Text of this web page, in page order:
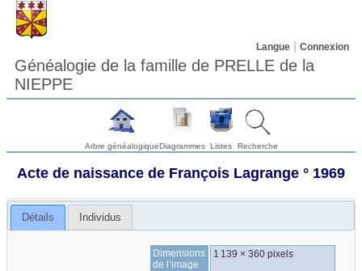
Langue Connexion
Généalogie de la famille de PRELLE de la
NIEPPE
Arbre généalogiqueDiagrammes Listes Recherche
Acte de naissance de François Lagrange ° 1969
Détails Individus
Dimensions
de l’image
1 139 × 360 pixels